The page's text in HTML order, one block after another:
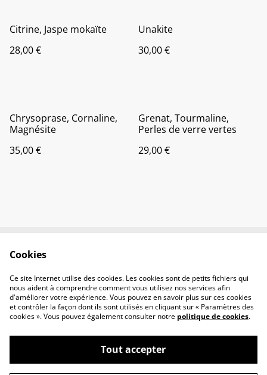
Citrine, Jaspe mokaïte
28,00 €
Unakite
30,00 €
Chrysoprase, Cornaline,
Magnésite
35,00 €
Grenat, Tourmaline,
Perles de verre vertes
29,00 €
confidentialité
Politique de cookies
©2026EN'VIE ZEN Virginie Ruiz
Cookies
Ce site Internet utilise des cookies. Les cookies sont de petits fichiers qui
nous aident à comprendre comment vous utilisez nos services afin
d'améliorer votre expérience. Vous pouvez en savoir plus sur ces cookies
et contrôler la façon dont ils sont utilisés en cliquant sur « Paramètres des
cookies ». Vous pouvez également consulter notre politique de cookies.
Tout accepter